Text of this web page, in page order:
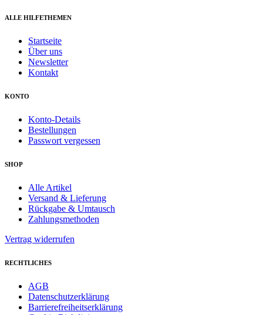
ALLE HILFETHEMEN
Startseite
Über uns
Newsletter
Kontakt
KONTO
Konto-Details
Bestellungen
Passwort vergessen
SHOP
Alle Artikel
Versand & Lieferung
Rückgabe & Umtausch
Zahlungsmethoden
Vertrag widerrufen
RECHTLICHES
AGB
Datenschutzerklärung
Barrierefreiheitserklärung